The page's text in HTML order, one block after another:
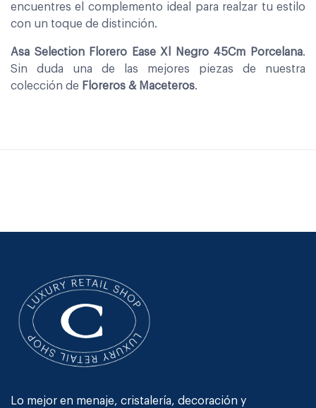
encuentres el complemento ideal para realzar tu estilo
con un toque de distinción.
Asa Selection Florero Ease Xl Negro 45Cm Porcelana.
Sin duda una de las mejores piezas de nuestra
colección de Floreros & Maceteros.
Lo mejor en menaje, cristalería, decoración y